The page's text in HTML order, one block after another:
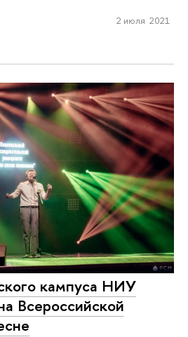
2 июля 2021
кампуса НИУ
Всероссийской